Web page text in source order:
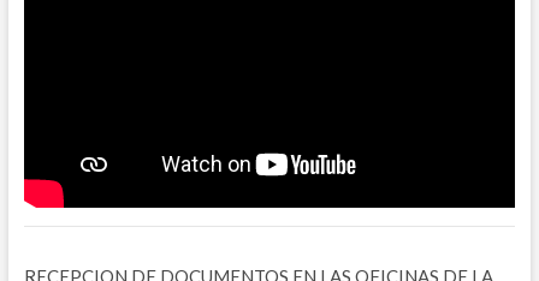
RECEPCION DE DOCUMENTOS EN LAS OFICINAS DE LA